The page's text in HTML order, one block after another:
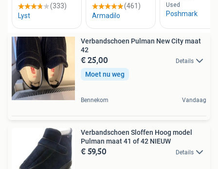
Verbandschoen Pulman New City maat
42
€ 25,00 Details
Moet nu weg
Bennekom Vandaag
Verbandschoen Sloffen Hoog model
Pulman maat 41 of 42 NIEUW
€ 59,50 Details